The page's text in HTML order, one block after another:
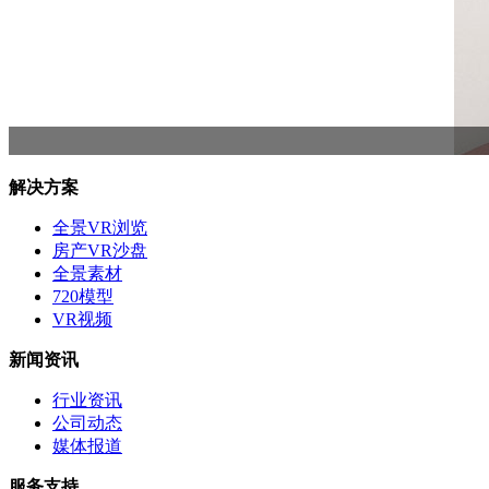
解决方案
全景VR浏览
房产VR沙盘
全景素材
720模型
VR视频
新闻资讯
行业资讯
公司动态
媒体报道